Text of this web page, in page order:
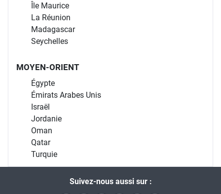
Île Maurice
La Réunion
Madagascar
Seychelles
MOYEN-ORIENT
Égypte
Émirats Arabes Unis
Israël
Jordanie
Oman
Qatar
Turquie
Suivez-nous aussi sur :